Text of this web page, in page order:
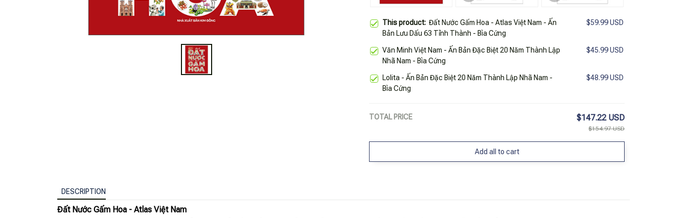
This product: Đất Nước Gấm Hoa - Atlas Việt Nam - Ấn
Bản Lưu Dấu 63 Tỉnh Thành - Bìa Cứng
$59.99 USD
Văn Minh Việt Nam - Ấn Bản Đặc Biệt 20 Năm Thành Lập
Nhã Nam - Bìa Cứng
$45.99 USD
Lolita - Ấn Bản Đặc Biệt 20 Năm Thành Lập Nhã Nam -
Bìa Cứng
$48.99 USD
TOTAL PRICE $147.22 USD
$154.97 USD
Add all to cart
DESCRIPTION
Đất Nước Gấm Hoa - Atlas Việt Nam